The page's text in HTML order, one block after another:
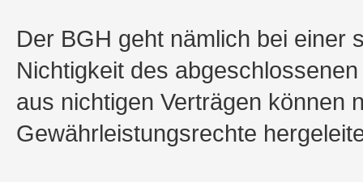
Der BGH geht nämlich bei einer
Nichtigkeit des
aus nichtigen Verträgen können
Gewährleistungsrechte